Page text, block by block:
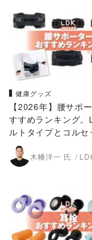
健康グッズ
【2026年】腰サポ
すすめランキング。
ルトタイプとコルセ
プの人気商品をプロ
木幡洋一 氏